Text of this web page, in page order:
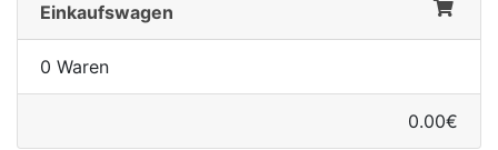
Einkaufswagen
0 Waren
0.00€